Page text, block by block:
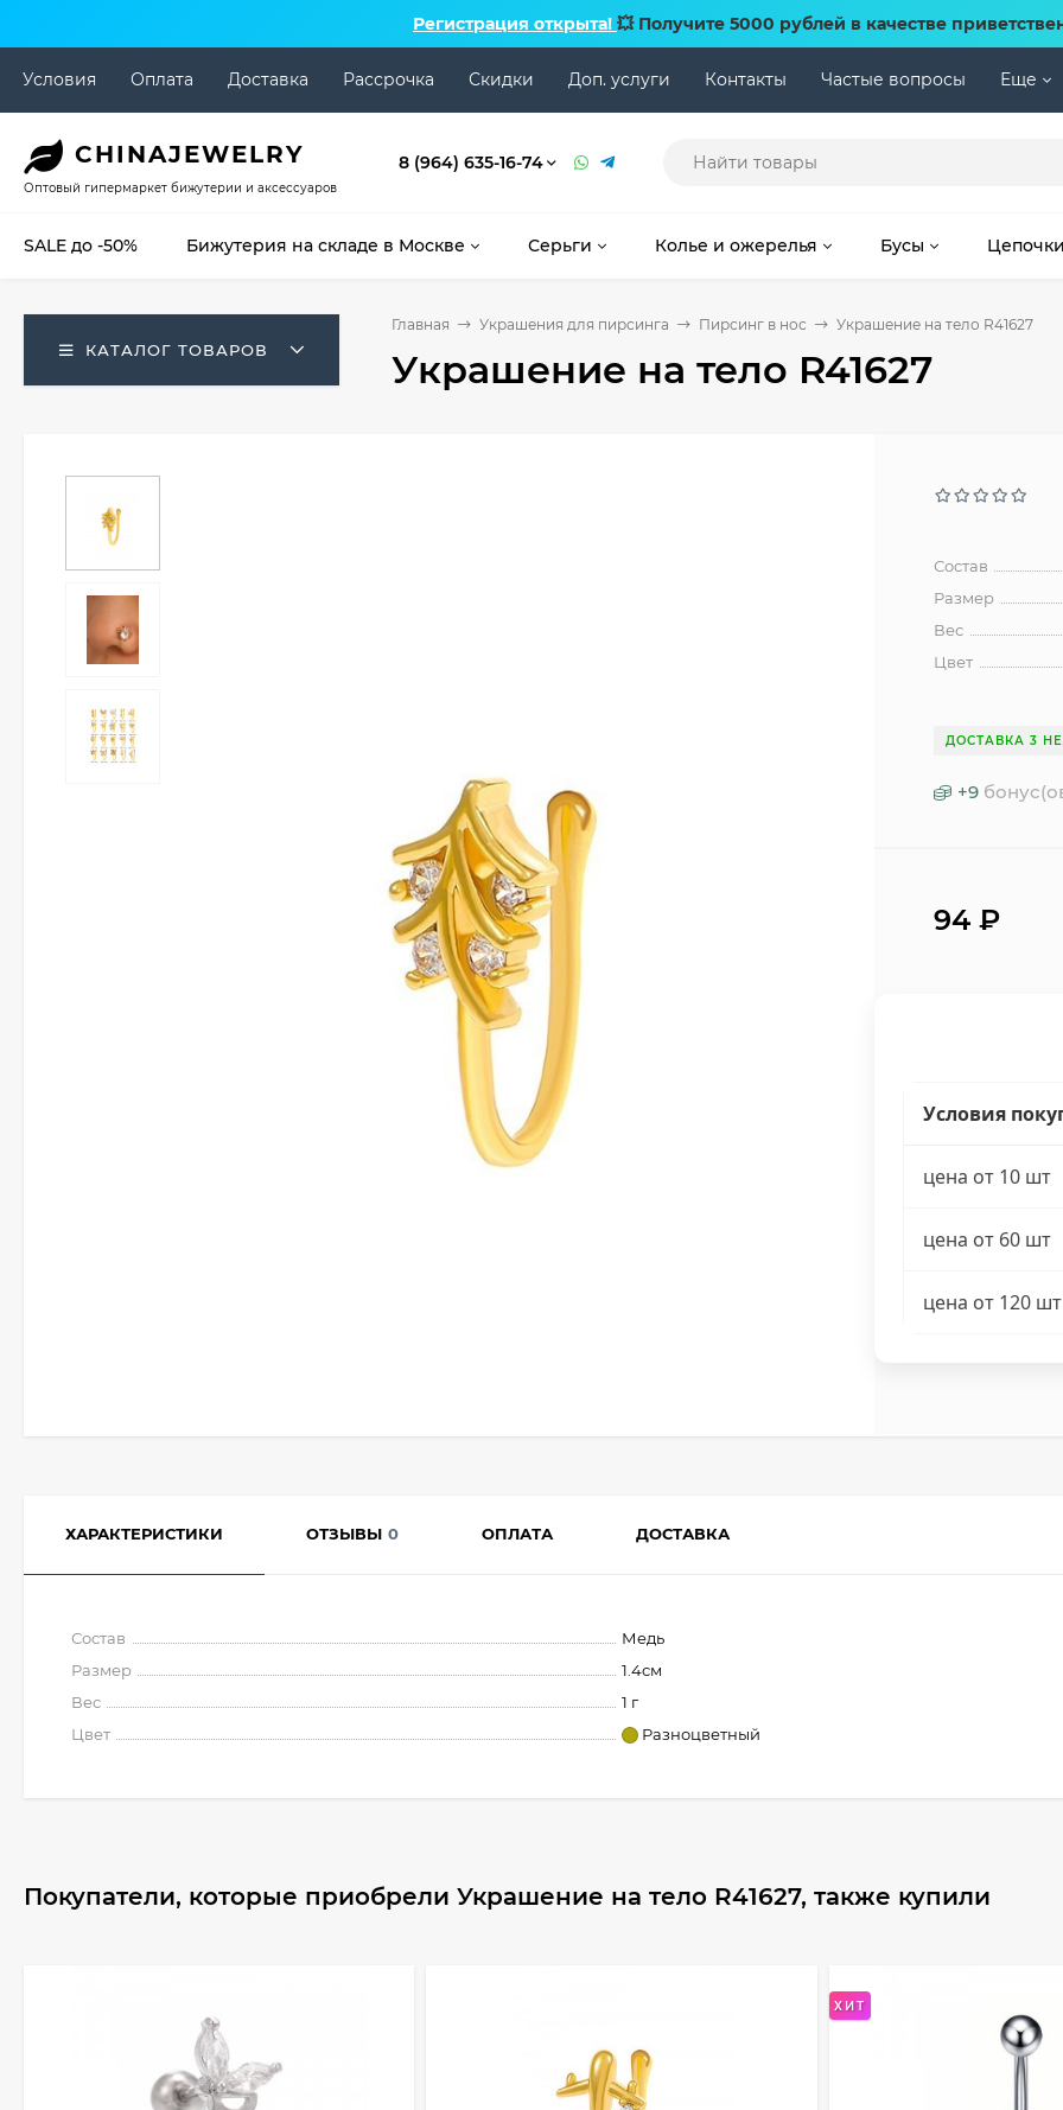
Регистрация открыта! 💥 Получите 5000 рублей в качестве
Условия Оплата Доставка Рассрочка Скидки Доп. услуги Контакты Частые вопросы Еще
CHINAJEWELRY
Оптовый гипермаркет бижутерии и аксессуаров
8 (964) 635-16-74
SALE до -50% Бижутерия на складе в Москве Серьги Колье и ожерелья Бусы Цепочки
КАТАЛОГ ТОВАРОВ
Главная Украшения для пирсинга Пирсинг в нос Украшение на тело R41627
Украшение на тело R41627
Состав
Размер
Вес
Цвет
ДОСТАВКА 3
+9
94₽
Условия
цена от 10 шт
цена от 60 шт
цена от 120 шт
ХАРАКТЕРИСТИКИ ОТЗЫВЫ 0 ОПЛАТА ДОСТАВКА
Состав
Медь
Размер
1.4см
Вес
1 г
Цвет
Разноцветный
Покупатели, которые приобрели Украшение на тело R41627, также купили
ХИТ